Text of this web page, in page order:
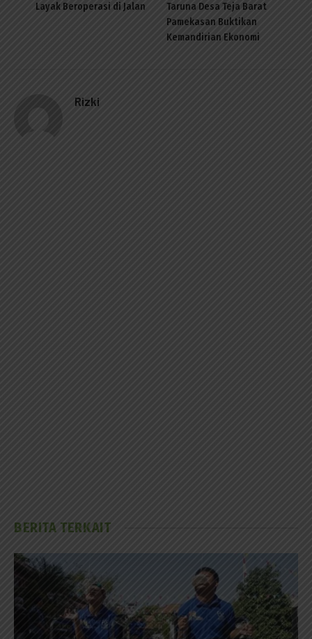
Layak Beroperasi di Jalan
Taruna Desa Teja Barat
Pamekasan Buktikan
Kemandirian Ekonomi
Rizki
BERITA TERKAIT